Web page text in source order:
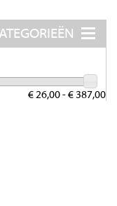
€ 26,00 - € 387,00